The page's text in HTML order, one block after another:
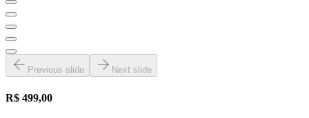
Previous slide Next slide
R$ 499,00